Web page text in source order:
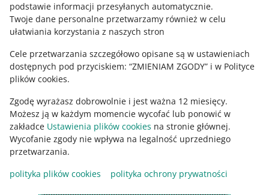
podstawie informacji przesyłanych automatycznie.
Twoje dane personalne przetwarzamy również w celu
ułatwiania korzystania z naszych stron
Cele przetwarzania szczegółowo opisane są w ustawieniach
dostępnych pod przyciskiem: “ZMIENIAM ZGODY” i w Polityce
plików cookies.
Zgodę wyrażasz dobrowolnie i jest ważna 12 miesięcy.
Możesz ją w każdym momencie wycofać lub ponowić w
zakładce Ustawienia plików cookies na stronie głównej.
Wycofanie zgody nie wpływa na legalność uprzedniego
przetwarzania.
polityka plików cookies
polityka ochrony prywatności
PODCAST
026: Twój wizerunek a wizerunek
Twojego sklepu - Artur Kurasiński
038: Jak wybrać skuteczne narzędzia i
kanały sprzedaży online? - Michał
Holka
Gębik
Zajrzyj na Allegro Gadane
Ta strona jest też dostępna w innych językach
wygląd: